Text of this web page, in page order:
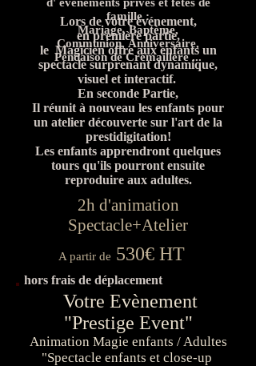
famille :
Mariage, Baptème,
Communion, Anniversaire,
Pendaison de Crémaillère ...
Lors de votre événement,
en première partie,
le Magicien offre aux enfants un
spectacle surprenant dynamique,
visuel et interactif.
En seconde Partie,
Il réunit à nouveau les enfants pour
un atelier découverte sur l'art de la
prestidigitation!
Les enfants apprendront quelques
tours qu'ils pourront ensuite
reproduire aux adultes.
2h d'animation
Spectacle+Atelier
A partir de 530€ HT
hors frais de déplacement
Votre Evènement
"Prestige Event"
Animation Magie enfants / Adultes
"Spectacle enfants et close-up